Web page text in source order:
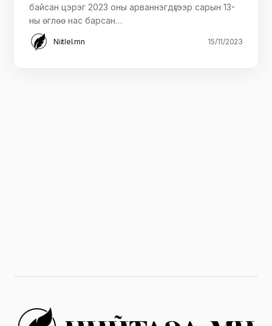
байсан цэрэг 2023 оны арваннэгдүгээр сарын 13-
ны өглөө нас барсан…
Niitlel.mn 15/11/2023